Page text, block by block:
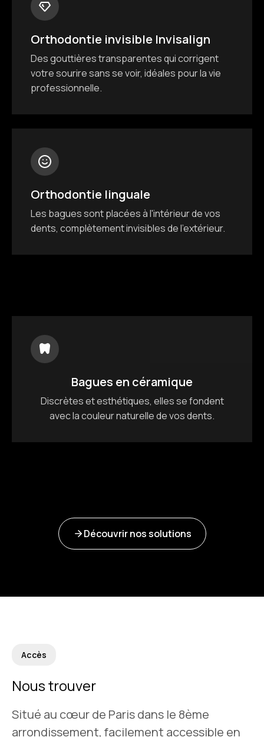
Orthodontie invisible Invisalign
Des gouttières transparentes qui corrigent
votre sourire sans se voir, idéales pour la vie
professionnelle.
Orthodontie linguale
Les bagues sont placées à l'intérieur de vos
dents, complètement invisibles de l'extérieur.
Bagues en céramique
Discrètes et esthétiques, elles se fondent
avec la couleur naturelle de vos dents.
Découvrir nos solutions
Accès
Nous trouver
Situé au cœur de Paris dans le 8ème
arrondissement, facilement accessible en